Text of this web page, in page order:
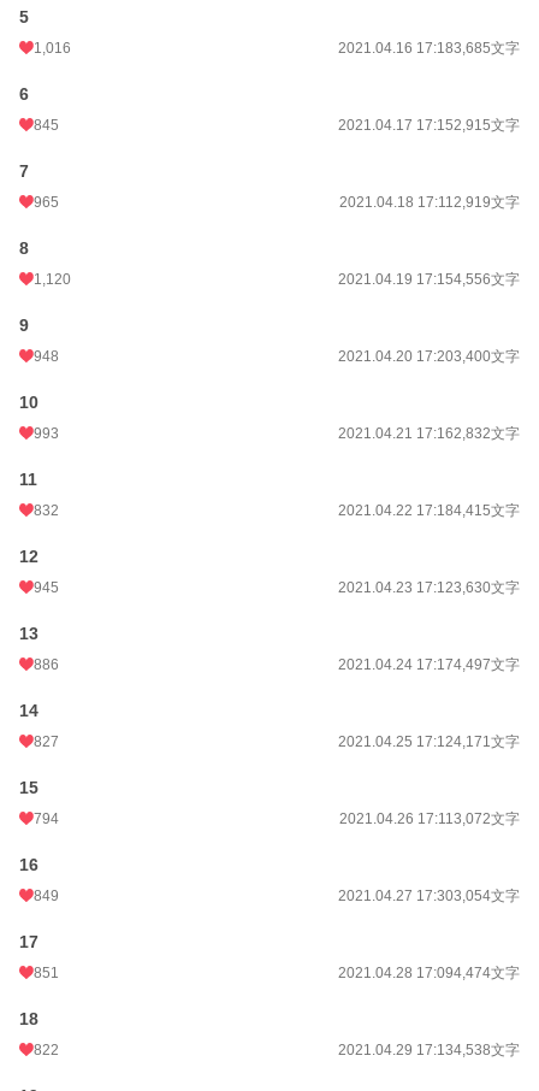
月間ポイント
年間ポイント
累計ポイント
5
1,016 2021.04.16 17:183,685文字
6
845 2021.04.17 17:152,915文字
7
965 2021.04.18 17:112,919文字
8
1,120 2021.04.19 17:154,556文字
9
948 2021.04.20 17:203,400文字
10
993 2021.04.21 17:162,832文字
11
832 2021.04.22 17:184,415文字
12
945 2021.04.23 17:123,630文字
13
886 2021.04.24 17:174,497文字
14
827 2021.04.25 17:124,171文字
15
794 2021.04.26 17:113,072文字
16
849 2021.04.27 17:303,054文字
17
851 2021.04.28 17:094,474文字
18
822 2021.04.29 17:134,538文字